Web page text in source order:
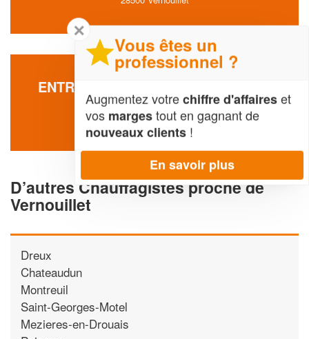
ENTREPRISE SLM SERVICES (SAS)
17 Rue Olof Palme
28500 Vernouillet
D’autres Chauffagistes proche de
Vernouillet
Dreux
Chateaudun
Montreuil
Saint-Georges-Motel
Mezieres-en-Drouais
✕
Vous êtes un
professionnel ?
Augmentez votrechiffre d'affaireset
vos margestout en gagnant de
nouveaux clients !
En savoir plus